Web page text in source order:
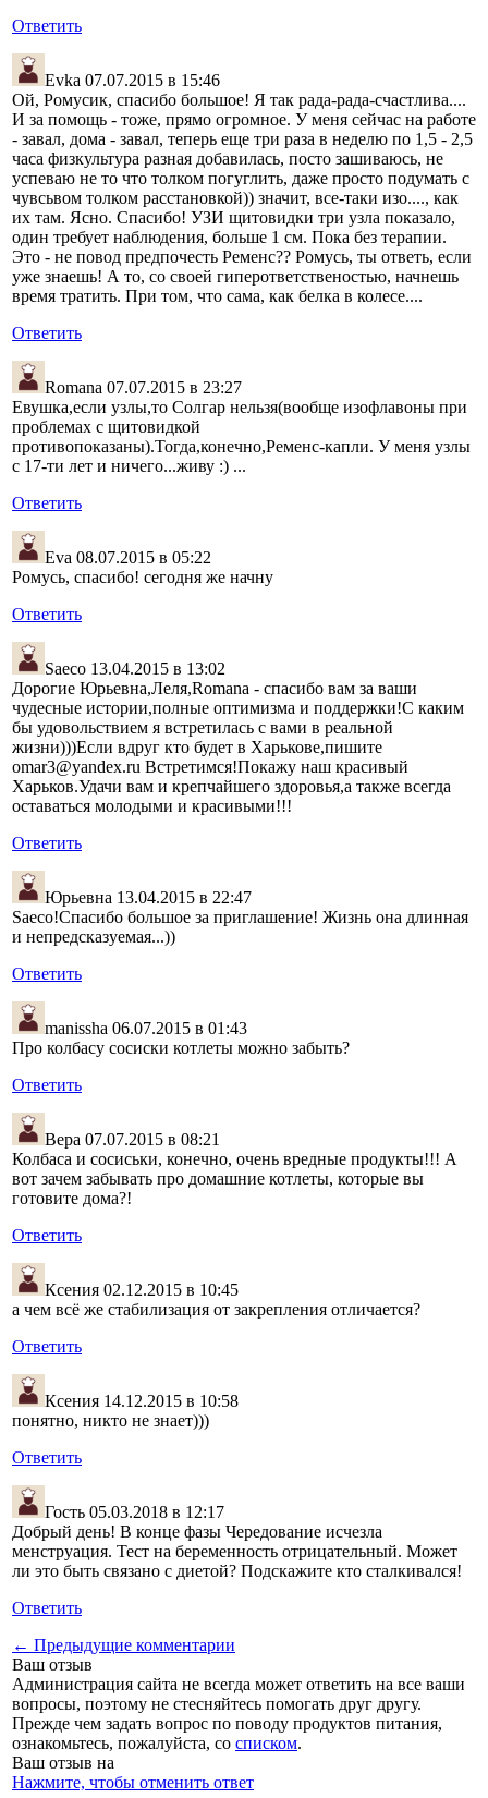
Ответить
Evka 07.07.2015 в 15:46
Ой, Ромусик, спасибо большое! Я так рада-рада-счастлива....
И за помощь - тоже, прямо огромное. У меня сейчас на работе
- завал, дома - завал, теперь еще три раза в неделю по 1,5 - 2,5
часа физкультура разная добавилась, посто зашиваюсь, не
успеваю не то что толком погуглить, даже просто подумать с
чувсьвом толком расстановкой)) значит, все-таки изо...., как
их там. Ясно. Спасибо! УЗИ щитовидки три узла показало,
один требует наблюдения, больше 1 см. Пока без терапии.
Это - не повод предпочесть Ременс?? Ромусь, ты ответь, если
уже знаешь! А то, со своей гиперответственостью, начнешь
время тратить. При том, что сама, как белка в колесе....
Ответить
Romana 07.07.2015 в 23:27
Евушка,если узлы,то Солгар нельзя(вообще изофлавоны при
проблемах с щитовидкой
противопоказаны).Тогда,конечно,Ременс-капли. У меня узлы
с 17-ти лет и ничего...живу :) ...
Ответить
Eva 08.07.2015 в 05:22
Ромусь, спасибо! сегодня же начну
Ответить
Saeco 13.04.2015 в 13:02
Дорогие Юрьевна,Леля,Romana - спасибо вам за ваши
чудесные истории,полные оптимизма и поддержки!С каким
бы удовольствием я встретилась с вами в реальной
жизни)))Если вдруг кто будет в Харькове,пишите
omar3@yandex.ru Встретимся!Покажу наш красивый
Харьков.Удачи вам и крепчайшего здоровья,а также всегда
оставаться молодыми и красивыми!!!
Ответить
Юрьевна 13.04.2015 в 22:47
Saeco!Спасибо большое за приглашение! Жизнь она длинная
и непредсказуемая...))
Ответить
manissha 06.07.2015 в 01:43
Про колбасу сосиски котлеты можно забыть?
Ответить
Вера 07.07.2015 в 08:21
Колбаса и сосиськи, конечно, очень вредные продукты!!! А
вот зачем забывать про домашние котлеты, которые вы
готовите дома?!
Ответить
Ксения 02.12.2015 в 10:45
а чем всё же стабилизация от закрепления отличается?
Ответить
Ксения 14.12.2015 в 10:58
понятно, никто не знает)))
Ответить
Гость 05.03.2018 в 12:17
Добрый день! В конце фазы Чередование исчезла
менструация. Тест на беременность отрицательный. Может
ли это быть связано с диетой? Подскажите кто сталкивался!
Ответить
← Предыдущие комментарии
Ваш отзыв
Администрация сайта не всегда может ответить на все ваши
вопросы, поэтому не стесняйтесь помогать друг другу.
Прежде чем задать вопрос по поводу продуктов питания,
ознакомьтесь, пожалуйста, со списком.
Ваш отзыв на
Нажмите, чтобы отменить ответ